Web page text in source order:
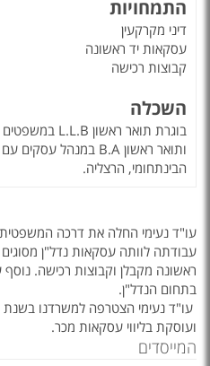
התמחויות
דיני מקרקעין
עסקאות יד ראשונה
קבוצות רכישה
השכלה
בוגרת תואר ראשון L.L.B במשפטים
ותואר ראשון B.A במנהל עסקים עם
הבינתחומי, הרצליה.
עו"ד נעימי החלה את דרכה
עבודתה לוותה עסקאות נדל"ן
ראשונה מקבלן וקבוצות רכישה.
בתחום הנדל"ן.
ועוסקת בליווי עסקאות מכר.
המייסדים